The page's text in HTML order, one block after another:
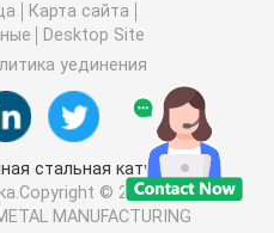
механических
приложениях
Карта сайта
Desktop Site
уединения
стальная катушка
© 2026
MANUFACTURING